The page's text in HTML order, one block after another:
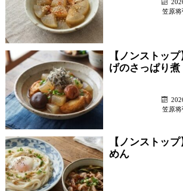
笠原将
【ノンストッ
げのさっぱり煮
笠原将
【ノンストッ
めん